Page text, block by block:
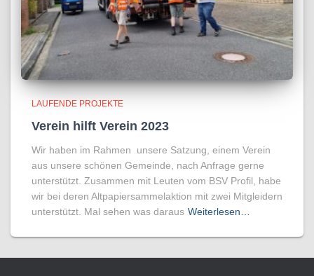
LAUFENDE PROJEKTE
Verein hilft Verein 2023
Wir haben im Rahmen unsere Satzung, einem Verein
aus unsere schönen Gemeinde, nach Anfrage gerne
unterstützt. Zusammen mit Leuten vom BSV Profil, habe
wir bei deren Altpapiersammelaktion mit zwei Mitgleidern
unterstützt. Mal sehen was daraus Weiterlesen…